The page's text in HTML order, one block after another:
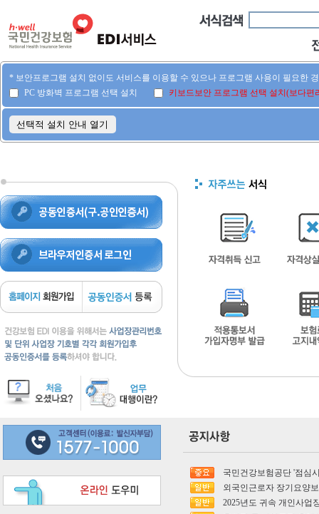
* 보안프로그램 설치 없이도 서비스를 이용할 수 있으나 프로그램 사용이 필요한
PC 방화벽 프로그램 선택 설치
키보드보안 프로그램 선택 설치(보다
선택적 설치 안내 열기